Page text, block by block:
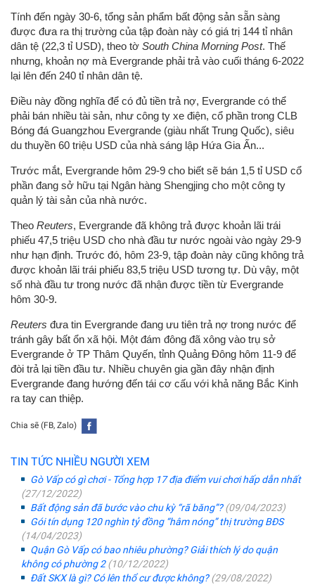
Tính đến ngày 30-6, tổng sản phẩm bất động sản sẵn sàng
được đưa ra thị trường của tập đoàn này có giá trị 144 tỉ nhân
dân tệ (22,3 tỉ USD), theo tờ South China Morning Post. Thế
nhưng, khoản nợ mà Evergrande phải trả vào cuối tháng 6-2022
lại lên đến 240 tỉ nhân dân tệ.
Điều này đồng nghĩa để có đủ tiền trả nợ, Evergrande có thể
phải bán nhiều tài sản, như công ty xe điện, cổ phần trong CLB
Bóng đá Guangzhou Evergrande (giàu nhất Trung Quốc), siêu
du thuyền 60 triệu USD của nhà sáng lập Hứa Gia Ấn...
Trước mắt, Evergrande hôm 29-9 cho biết sẽ bán 1,5 tỉ USD cổ
phần đang sở hữu tại Ngân hàng Shengjing cho một công ty
quản lý tài sản của nhà nước.
Theo Reuters, Evergrande đã không trả được khoản lãi trái
phiếu 47,5 triệu USD cho nhà đầu tư nước ngoài vào ngày 29-9
như hạn định. Trước đó, hôm 23-9, tập đoàn này cũng không trả
được khoản lãi trái phiếu 83,5 triệu USD tương tự. Dù vậy, một
số nhà đầu tư trong nước đã nhận được tiền từ Evergrande
hôm 30-9.
Reuters đưa tin Evergrande đang ưu tiên trả nợ trong nước để
tránh gây bất ổn xã hội. Một đám đông đã xông vào trụ sở
Evergrande ở TP Thâm Quyến, tỉnh Quảng Đông hôm 11-9 để
đòi trả lại tiền đầu tư. Nhiều chuyên gia gần đây nhận định
Evergrande đang hướng đến tái cơ cấu với khả năng Bắc Kinh
ra tay can thiệp.
Chia sẽ (FB, Zalo)
TIN TỨC NHIỀU NGƯỜI XEM
Gò Vấp có gì chơi - Tổng hợp 17 địa điểm vui chơi hấp dẫn nhất
(27/12/2022)
Bất động sản đã bước vào chu kỳ “rã băng”?(09/04/2023)
Gói tín dụng 120 nghìn tỷ đồng “hâm nóng” thị trường BĐS
(14/04/2023)
Quận Gò Vấp có bao nhiêu phường? Giải thích lý do quận
không có phường 2(10/12/2022)
Đất SKX là gì? Có lên thổ cư được không?(29/08/2022)